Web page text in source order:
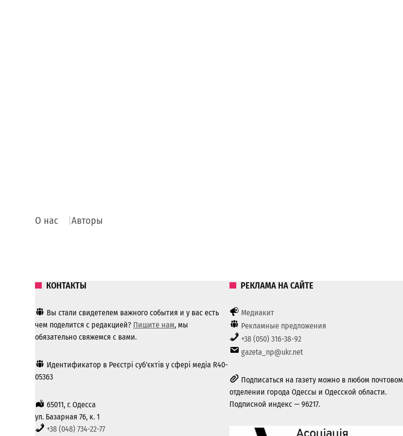
О нас Авторы
КОНТАКТЫ
Вы стали свидетелем важного события и у вас есть
чем поделится с редакцией? Пишите нам, мы
обязательно свяжемся с вами.
Идентификатор в Реєстрі суб'єктів у сфері медіа R40-
05363
65011, г. Одесса
ул. Базарная 76, к. 1
+38 (048) 734-22-77
РЕКЛАМА НА САЙТЕ
Медиакит
Рекламные предложения
+38 (050) 316-38-92
gazeta_np@ukr.net
Подписаться на газету можно в любом почтовом
отделении города Одессы и Одесской области.
Подписной индекс — 96217.